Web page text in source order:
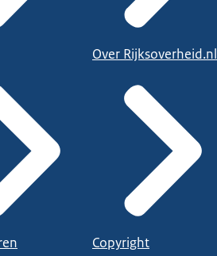
Over Rijksoverheid.nl
Copyright